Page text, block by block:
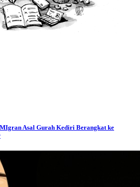
Asal Gurah Kediri Berangkat ke